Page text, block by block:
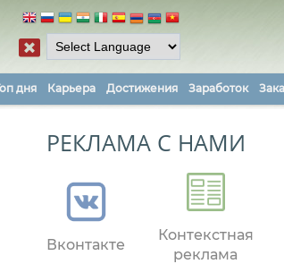
дня Карьера Достижения Заработок
РЕКЛАМА С НАМИ
Вконтакте
Контекстная
реклама